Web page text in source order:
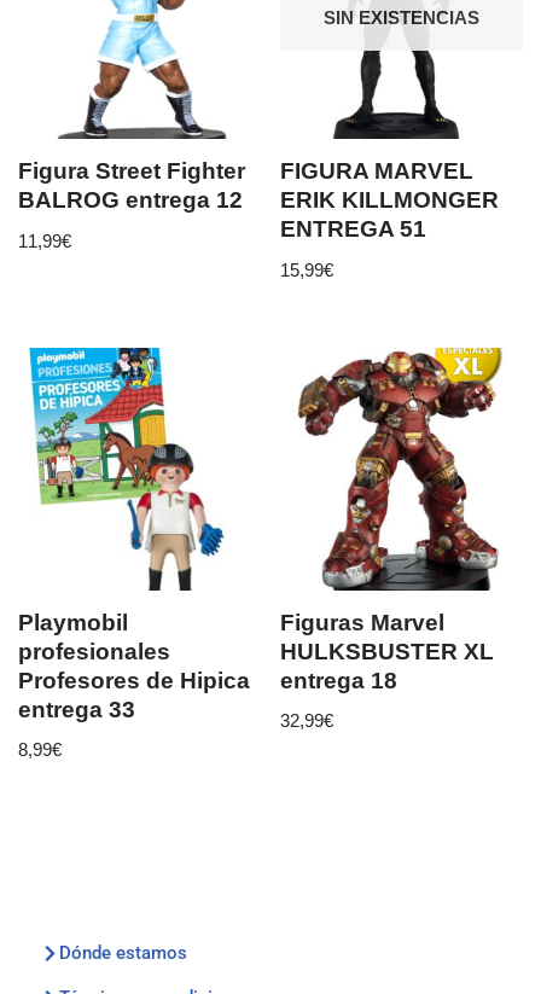
Figura Street Fighter
BALROG entrega 12
11,99€
SIN EXISTENCIAS
FIGURA MARVEL
ERIK KILLMONGER
ENTREGA 51
15,99€
Playmobil
profesionales
Profesores de Hipica
entrega 33
8,99€
Figuras Marvel
HULKSBUSTER XL
entrega 18
32,99€
Dónde estamos